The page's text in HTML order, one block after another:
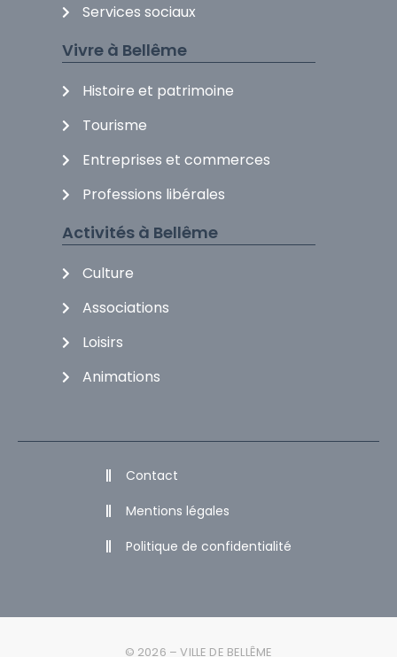
Services sociaux
Vivre à Bellême
Histoire et patrimoine
Tourisme
Entreprises et commerces
Professions libérales
Activités à Bellême
Culture
Associations
Loisirs
Animations
Contact
Mentions légales
Politique de confidentialité
© 2026 – VILLE DE BELLÊME